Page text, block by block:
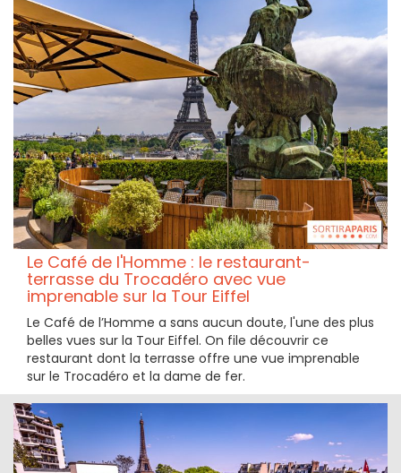
Le Café de l'Homme : le restaurant-
terrasse du Trocadéro avec vue
imprenable sur la Tour Eiffel
Le Café de l’Homme a sans aucun doute, l'une des plus
belles vues sur la Tour Eiffel. On file découvrir ce
restaurant dont la terrasse offre une vue imprenable
sur le Trocadéro et la dame de fer.